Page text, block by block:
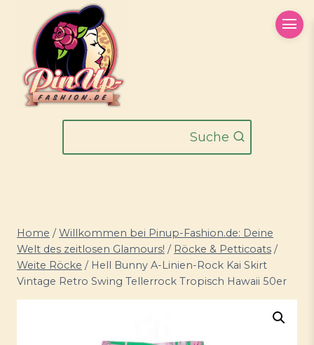
springen
Suche
Home / Willkommen bei Pinup-Fashion.de: Deine
Welt des zeitlosen Glamours! / Röcke & Petticoats /
Weite Röcke / Hell Bunny A-Linien-Rock Kai Skirt
Vintage Retro Swing Tellerrock Tropisch Hawaii 50er